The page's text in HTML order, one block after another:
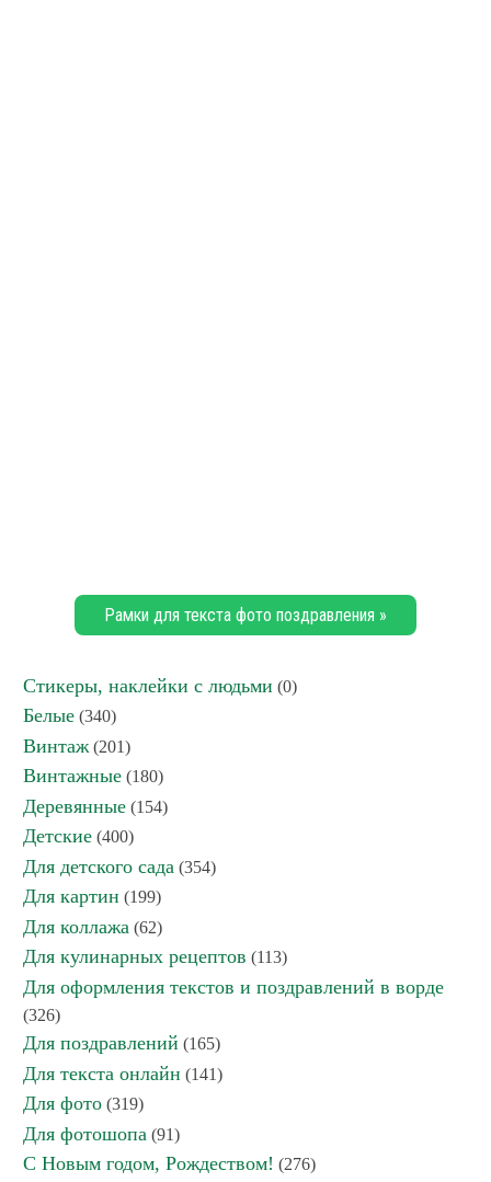
Рамки для текста фото поздравления »
Стикеры, наклейки с людьми (0)
Белые (340)
Винтаж (201)
Винтажные (180)
Деревянные (154)
Детские (400)
Для детского сада (354)
Для картин (199)
Для коллажа (62)
Для кулинарных рецептов (113)
Для оформления текстов и поздравлений в ворде
(326)
Для поздравлений (165)
Для текста онлайн (141)
Для фото (319)
Для фотошопа (91)
С Новым годом, Рождеством! (276)